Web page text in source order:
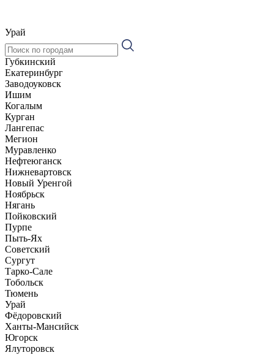
Урай
Губкинский
Екатеринбург
Заводоуковск
Ишим
Когалым
Курган
Лангепас
Мегион
Муравленко
Нефтеюганск
Нижневартовск
Новый Уренгой
Ноябрьск
Нягань
Пойковский
Пурпе
Пыть-Ях
Советский
Сургут
Тарко-Сале
Тобольск
Тюмень
Урай
Фёдоровский
Ханты-Мансийск
Югорск
Ялуторовск